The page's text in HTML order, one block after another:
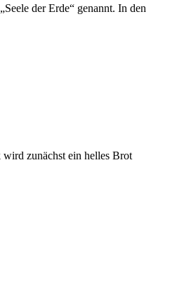
der Erde“ genannt. In den
zunächst ein helles Brot